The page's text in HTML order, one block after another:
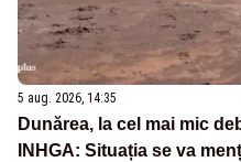
5 aug. 2026, 14:35
Dunărea, la cel mai mic
INHGA: Situația se va